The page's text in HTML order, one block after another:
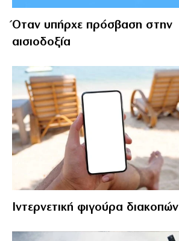
Όταν υπήρχε πρόσβαση στην
αισιοδοξία
Ιντερνετική φιγούρα διακοπών